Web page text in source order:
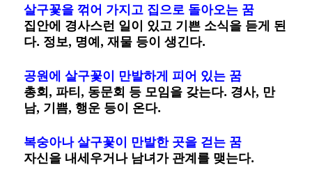
살구꽃을 꺾어 가지고 집으로 돌아오는 꿈
집안에 경사스런 일이 있고 기쁜 소식을 듣게 된
다. 정보, 명예, 재물 등이 생긴다.
공원에 살구꽃이 만발하게 피어 있는 꿈
총회, 파티, 동문회 등 모임을 갖는다. 경사, 만
남, 기쁨, 행운 등이 온다.
복숭아나 살구꽃이 만발한 곳을 걷는 꿈
자신을 내세우거나 남녀가 관계를 맺는다.